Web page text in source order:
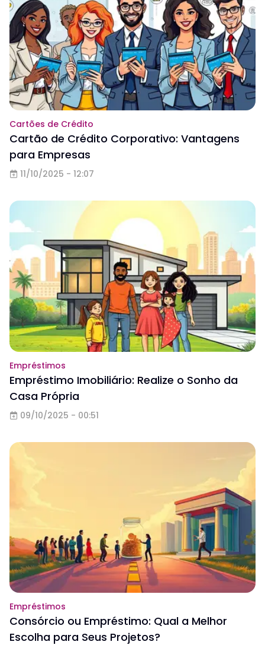
Cartões de Crédito
Cartão de Crédito Corporativo: Vantagens
para Empresas
11/10/2025 - 12:07
Empréstimos
Empréstimo Imobiliário: Realize o Sonho da
Casa Própria
09/10/2025 - 00:51
Empréstimos
Consórcio ou Empréstimo: Qual a Melhor
Escolha para Seus Projetos?